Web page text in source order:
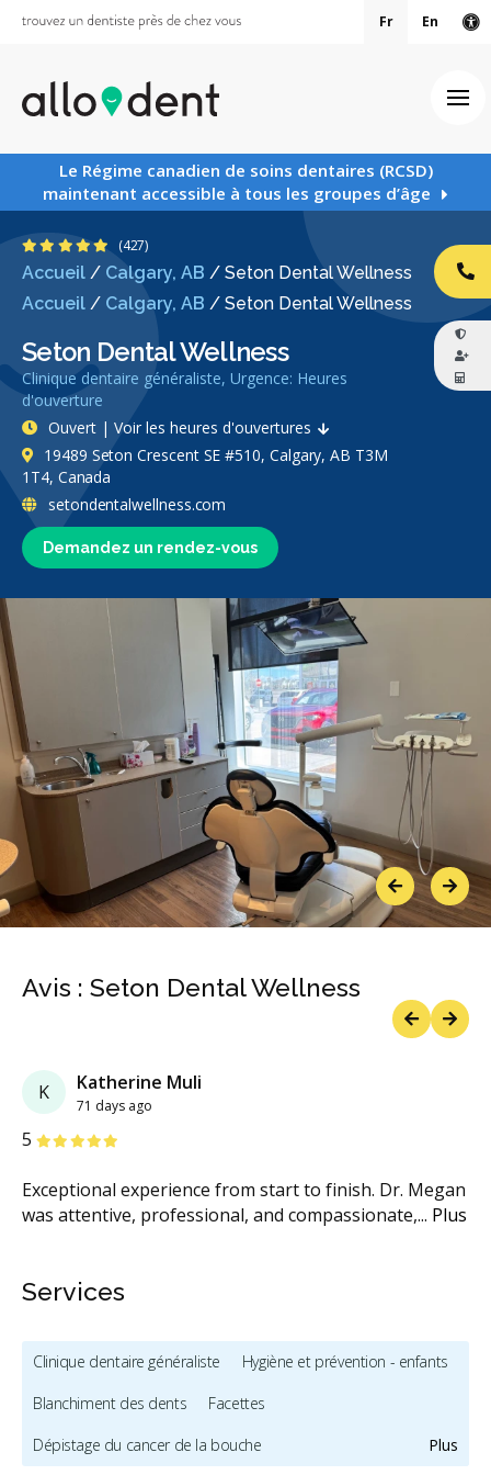
Fr En
Le Régime canadien de soins dentaires (RCSD)
maintenant accessible à tous les groupes d’âge
Accueil / Calgary, AB / Seton Dental Wellness
Accueil / Calgary, AB / Seton Dental Wellness
Seton Dental Wellness
Clinique dentaire généraliste, Urgence: Heures
d'ouverture
4.8 étoiles
(427)
Demandez un rendez-vous
Ouvert | Voir les heures d'ouvertures
19489 Seton Crescent SE #510, Calgary, AB T3M
1T4, Canada
setondentalwellness.com
PreviousNext
Avis : Seton Dental Wellness
K Katherine Muli
71 days ago
5 étoiles
Exceptional experience from start to finish. Dr. Megan
was attentive, professional, and compassionate,... Plus
étoiles
étoiles
étoiles
étoiles
Services
Plus
Clinique dentaire généraliste
Hygiène et prévention - enfants
Blanchiment des dents
Facettes
Dépistage du cancer de la bouche